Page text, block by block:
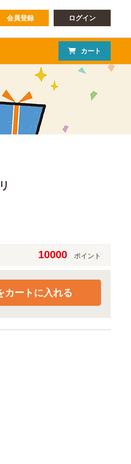
会員登録 ログイン
カート
10000 ポイント